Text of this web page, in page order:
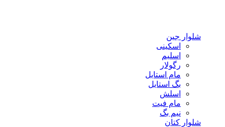
شلوار جین
اسکینی
اسلیم
رگولار
مام استایل
بگ استایل
اسلش
مام فیت
نیم بگ
شلوار کتان